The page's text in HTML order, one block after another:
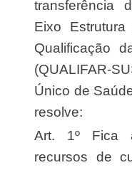
transferência
Eixo
Qualificação
(QUALIFAR-
Único de
resolve:
Art. 1º Fica aprovado o repasse dos
recursos de